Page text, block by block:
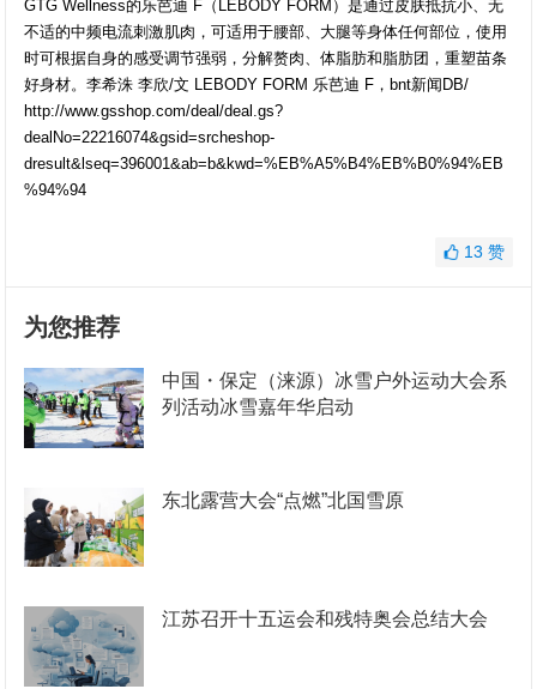
GTG Wellness的乐芭迪 F（LEBODY FORM）是通过皮肤抵抗小、无
不适的中频电流刺激肌肉，可适用于腰部、大腿等身体任何部位，使用
时可根据自身的感受调节强弱，分解赘肉、体脂肪和脂肪团，重塑苗条
好身材。李希洙 李欣/文 LEBODY FORM 乐芭迪 F，bnt新闻DB/
http://www.gsshop.com/deal/deal.gs?
dealNo=22216074&gsid=srcheshop-
dresult&lseq=396001&ab=b&kwd=%EB%A5%B4%EB%B0%94%EB
%94%94
13 赞
为您推荐
中国・保定（涞源）冰雪户外运动大会系
列活动冰雪嘉年华启动
东北露营大会“点燃”北国雪原
江苏召开十五运会和残特奥会总结大会